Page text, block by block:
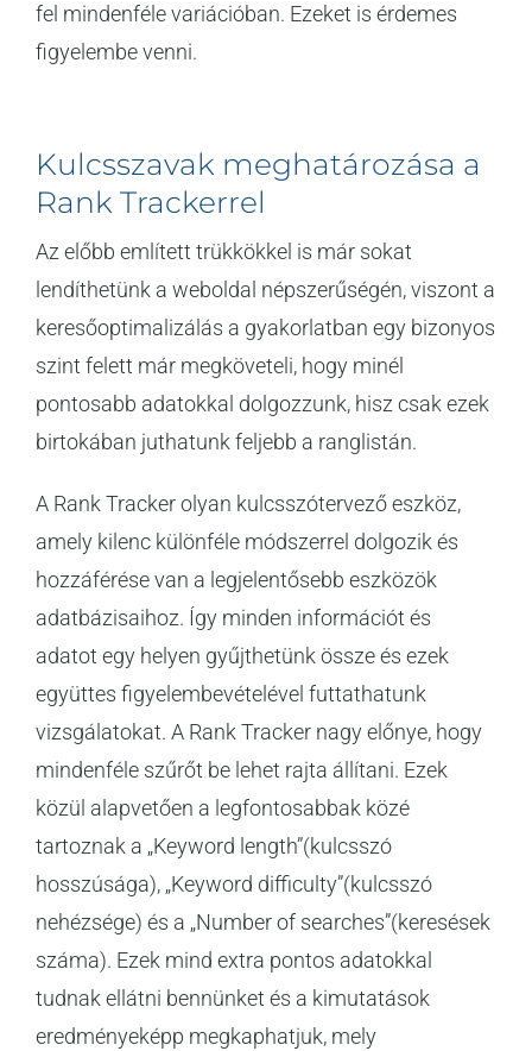
fel mindenféle variációban. Ezeket is érdemes
figyelembe venni.
Kulcsszavak meghatározása a
Rank Trackerrel
Az előbb említett trükkökkel is már sokat
lendíthetünk a weboldal népszerűségén, viszont a
keresőoptimalizálás a gyakorlatban egy bizonyos
szint felett már megköveteli, hogy minél
pontosabb adatokkal dolgozzunk, hisz csak ezek
birtokában juthatunk feljebb a ranglistán.
A Rank Tracker olyan kulcsszótervező eszköz,
amely kilenc különféle módszerrel dolgozik és
hozzáférése van a legjelentősebb eszközök
adatbázisaihoz. Így minden információt és
adatot egy helyen gyűjthetünk össze és ezek
együttes figyelembevételével futtathatunk
vizsgálatokat. A Rank Tracker nagy előnye, hogy
mindenféle szűrőt be lehet rajta állítani. Ezek
közül alapvetően a legfontosabbak közé
tartoznak a „Keyword length”(kulcsszó
hosszúsága), „Keyword difficulty”(kulcsszó
nehézsége) és a „Number of searches”(keresések
száma). Ezek mind extra pontos adatokkal
tudnak ellátni bennünket és a kimutatások
eredményeképp megkaphatjuk, mely